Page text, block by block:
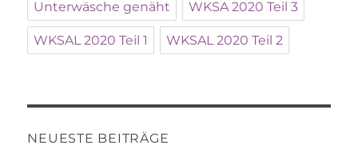
Unterwäsche genäht WKSA 2020 Teil 3
WKSAL 2020 Teil 1 WKSAL 2020 Teil 2
NEUESTE BEITRÄGE